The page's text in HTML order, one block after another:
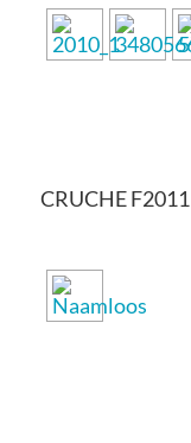
CRUCHE F2011